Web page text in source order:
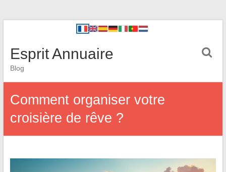
Esprit Annuaire
Blog
Comment organiser votre
croisière de rêve ?